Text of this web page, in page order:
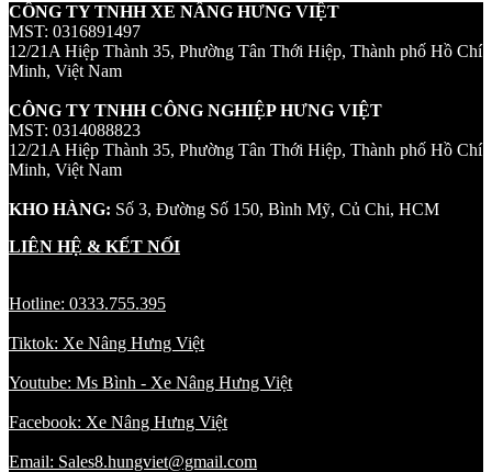
CÔNG TY TNHH XE NÂNG HƯNG VIỆT
MST: 0316891497
12/21A Hiệp Thành 35, Phường Tân Thới Hiệp, Thành phố Hồ Chí
Minh, Việt Nam
CÔNG TY TNHH CÔNG NGHIỆP HƯNG VIỆT
MST: 0314088823
12/21A Hiệp Thành 35, Phường Tân Thới Hiệp, Thành phố Hồ Chí
Minh, Việt Nam
KHO HÀNG: Số 3, Đường Số 150, Bình Mỹ, Củ Chi, HCM
LIÊN HỆ & KẾT NỐI
Hotline: 0333.755.395
Tiktok: Xe Nâng Hưng Việt
Youtube: Ms Bình - Xe Nâng Hưng Việt
Facebook: Xe Nâng Hưng Việt
Email: Sales8.hungviet@gmail.com